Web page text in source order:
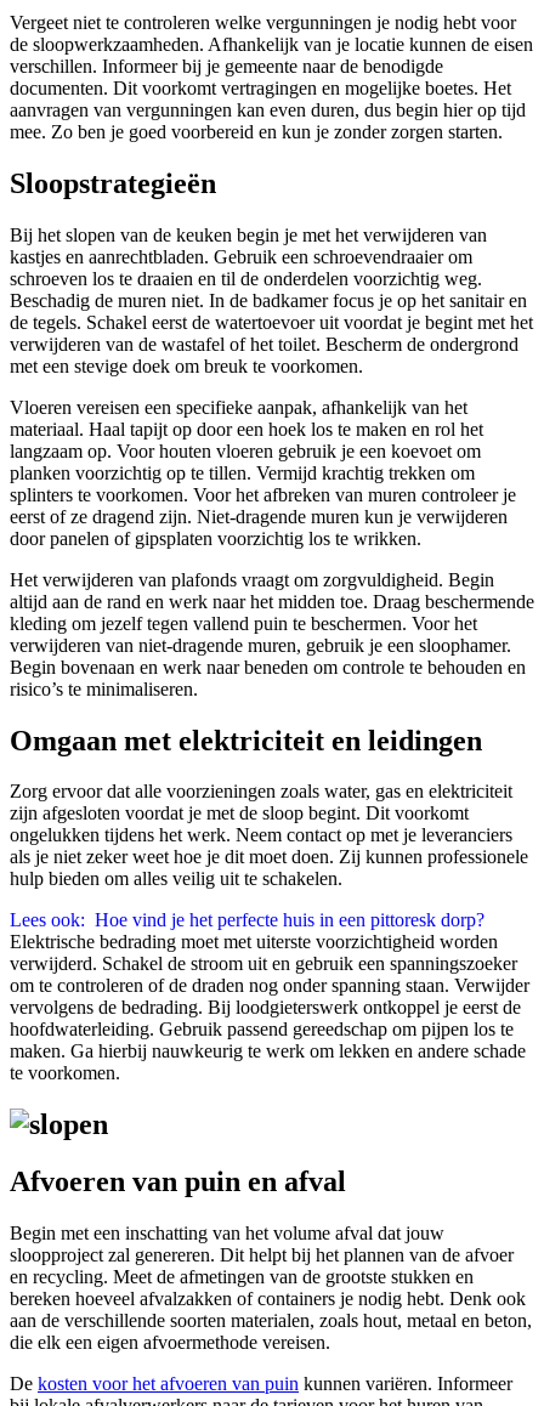
Vergeet niet te controleren welke vergunningen je nodig hebt voor
de sloopwerkzaamheden. Afhankelijk van je locatie kunnen de eisen
verschillen. Informeer bij je gemeente naar de benodigde
documenten. Dit voorkomt vertragingen en mogelijke boetes. Het
aanvragen van vergunningen kan even duren, dus begin hier op tijd
mee. Zo ben je goed voorbereid en kun je zonder zorgen starten.
Sloopstrategieën
Bij het slopen van de keuken begin je met het verwijderen van
kastjes en aanrechtbladen. Gebruik een schroevendraaier om
schroeven los te draaien en til de onderdelen voorzichtig weg.
Beschadig de muren niet. In de badkamer focus je op het sanitair en
de tegels. Schakel eerst de watertoevoer uit voordat je begint met het
verwijderen van de wastafel of het toilet. Bescherm de ondergrond
met een stevige doek om breuk te voorkomen.
Vloeren vereisen een specifieke aanpak, afhankelijk van het
materiaal. Haal tapijt op door een hoek los te maken en rol het
langzaam op. Voor houten vloeren gebruik je een koevoet om
planken voorzichtig op te tillen. Vermijd krachtig trekken om
splinters te voorkomen. Voor het afbreken van muren controleer je
eerst of ze dragend zijn. Niet-dragende muren kun je verwijderen
door panelen of gipsplaten voorzichtig los te wrikken.
Het verwijderen van plafonds vraagt om zorgvuldigheid. Begin
altijd aan de rand en werk naar het midden toe. Draag beschermende
kleding om jezelf tegen vallend puin te beschermen. Voor het
verwijderen van niet-dragende muren, gebruik je een sloophamer.
Begin bovenaan en werk naar beneden om controle te behouden en
risico’s te minimaliseren.
Omgaan met elektriciteit en leidingen
Zorg ervoor dat alle voorzieningen zoals water, gas en elektriciteit
zijn afgesloten voordat je met de sloop begint. Dit voorkomt
ongelukken tijdens het werk. Neem contact op met je leveranciers
als je niet zeker weet hoe je dit moet doen. Zij kunnen professionele
hulp bieden om alles veilig uit te schakelen.
Lees ook: Hoe vind je het perfecte huis in een pittoresk dorp?
Elektrische bedrading moet met uiterste voorzichtigheid worden
verwijderd. Schakel de stroom uit en gebruik een spanningszoeker
om te controleren of de draden nog onder spanning staan. Verwijder
vervolgens de bedrading. Bij loodgieterswerk ontkoppel je eerst de
hoofdwaterleiding. Gebruik passend gereedschap om pijpen los te
maken. Ga hierbij nauwkeurig te werk om lekken en andere schade
te voorkomen.
Afvoeren van puin en afval
Begin met een inschatting van het volume afval dat jouw
sloopproject zal genereren. Dit helpt bij het plannen van de afvoer
en recycling. Meet de afmetingen van de grootste stukken en
bereken hoeveel afvalzakken of containers je nodig hebt. Denk ook
aan de verschillende soorten materialen, zoals hout, metaal en beton,
die elk een eigen afvoermethode vereisen.
De kosten voor het afvoeren van puin kunnen variëren. Informeer